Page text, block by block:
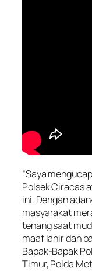
“Saya
Polsek Ciracas
ini. Dengan
masyarakat
tenang saat
maaf lahir dan
Bapak-Bapak
Timur, Polda